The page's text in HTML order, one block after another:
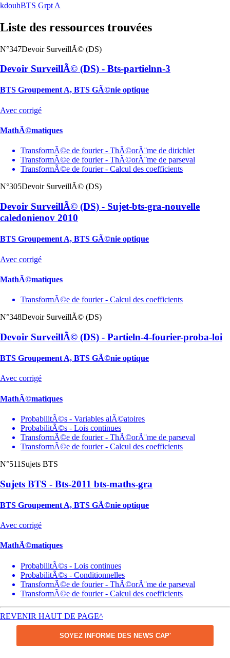
kdouhBTS Grpt A
Liste des ressources trouvées
N°347Devoir SurveillÃ© (DS)
Devoir SurveillÃ© (DS) - Bts-partielnn-3
BTS Groupement A, BTS GÃ©nie optique
Avec corrigé
MathÃ©matiques
TransformÃ©e de fourier - ThÃ©orÃ¨me de dirichlet
TransformÃ©e de fourier - ThÃ©orÃ¨me de parseval
TransformÃ©e de fourier - Calcul des coefficients
N°305Devoir SurveillÃ© (DS)
Devoir SurveillÃ© (DS) - Sujet-bts-gra-nouvelle
caledonienov 2010
BTS Groupement A, BTS GÃ©nie optique
Avec corrigé
MathÃ©matiques
TransformÃ©e de fourier - Calcul des coefficients
N°348Devoir SurveillÃ© (DS)
Devoir SurveillÃ© (DS) - Partieln-4-fourier-proba-loi
BTS Groupement A, BTS GÃ©nie optique
Avec corrigé
MathÃ©matiques
ProbabilitÃ©s - Variables alÃ©atoires
ProbabilitÃ©s - Lois continues
TransformÃ©e de fourier - ThÃ©orÃ¨me de parseval
TransformÃ©e de fourier - Calcul des coefficients
N°511 Sujets BTS
Sujets BTS - Bts-2011 bts-maths-gra
BTS Groupement A, BTS GÃ©nie optique
Avec corrigé
MathÃ©matiques
ProbabilitÃ©s - Lois continues
ProbabilitÃ©s - Conditionnelles
TransformÃ©e de fourier - ThÃ©orÃ¨me de parseval
TransformÃ©e de fourier - Calcul des coefficients
REVENIR HAUT DE PAGE^
SOYEZ INFORME DES NEWS CAP'